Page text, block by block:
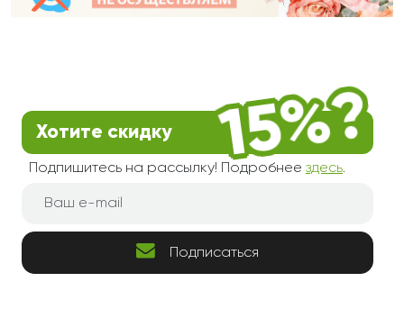
Хотите скидку
Подпишитесь на рассылку! Подробнее здесь.
Подписаться